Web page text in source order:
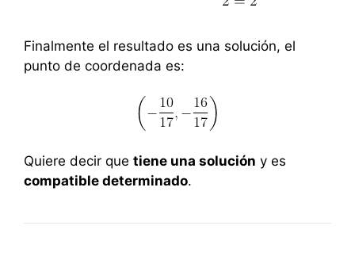
Finalmente el resultado es una solución, el
punto de coordenada es:
Quiere decir que tiene una solución y es
compatible determinado.